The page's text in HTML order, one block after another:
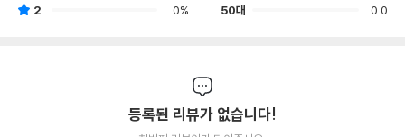
2
0%
50대
0.0
등록된 리뷰가 없습니다!